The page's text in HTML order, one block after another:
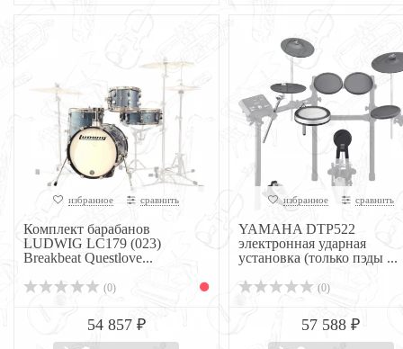
избранное сравнить
Комплект барабанов
LUDWIG LC179 (023)
Breakbeat Questlove...
(0)
54 857 ₽
избранное сравнить
YAMAHA DTP522
электронная ударная
установка (только пэды ...
(0)
57 588 ₽